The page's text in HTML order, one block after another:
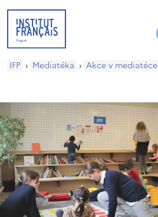
IFP › Mediatéka › Akce v mediatéce